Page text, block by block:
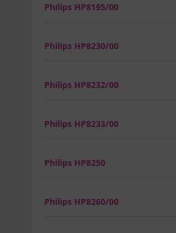
Philips HP8195/00
Philips HP8230/00
Philips HP8232/00
Philips HP8233/00
Philips HP8250
Philips HP8260/00